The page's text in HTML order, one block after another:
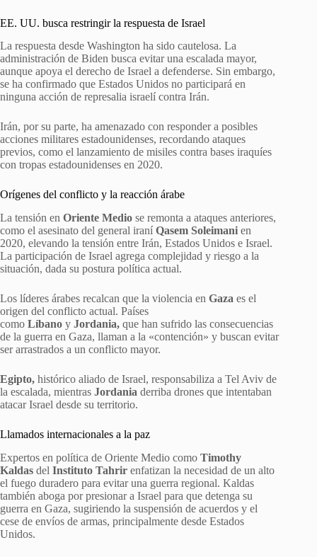
EE. UU. busca restringir la respuesta de Israel
La respuesta desde Washington ha sido cautelosa. La
administración de Biden busca evitar una escalada mayor,
aunque apoya el derecho de Israel a defenderse. Sin embargo,
se ha confirmado que Estados Unidos no participará en
ninguna acción de represalia israelí contra Irán.
Irán, por su parte, ha amenazado con responder a posibles
acciones militares estadounidenses, recordando ataques
previos, como el lanzamiento de misiles contra bases iraquíes
con tropas estadounidenses en 2020.
Orígenes del conflicto y la reacción árabe
La tensión en Oriente Medio se remonta a ataques anteriores,
como el asesinato del general iraní Qasem Soleimani en
2020, elevando la tensión entre Irán, Estados Unidos e Israel.
La participación de Israel agrega complejidad y riesgo a la
situación, dada su postura política actual.
Los líderes árabes recalcan que la violencia en Gaza es el
origen del conflicto actual. Países
como Líbano y Jordania, que han sufrido las consecuencias
de la guerra en Gaza, llaman a la «contención» y buscan evitar
ser arrastrados a un conflicto mayor.
Egipto, histórico aliado de Israel, responsabiliza a Tel Aviv de
la escalada, mientras Jordania derriba drones que intentaban
atacar Israel desde su territorio.
Llamados internacionales a la paz
Expertos en política de Oriente Medio como Timothy
Kaldas del Instituto Tahrir enfatizan la necesidad de un alto
el fuego duradero para evitar una guerra regional. Kaldas
también aboga por presionar a Israel para que detenga su
guerra en Gaza, sugiriendo la suspensión de acuerdos y el
cese de envíos de armas, principalmente desde Estados
Unidos.